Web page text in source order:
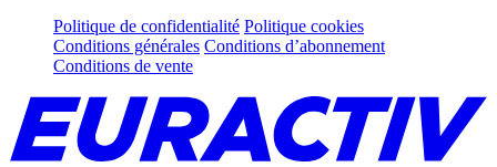
Politique de confidentialité Politique cookies
Conditions générales Conditions d’abonnement
Conditions de vente